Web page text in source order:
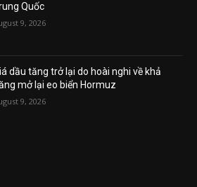
Quốc
9, 2026
dầu tăng trở lại do hoài nghi về khả
mở lại eo biển Hormuz
9, 2026